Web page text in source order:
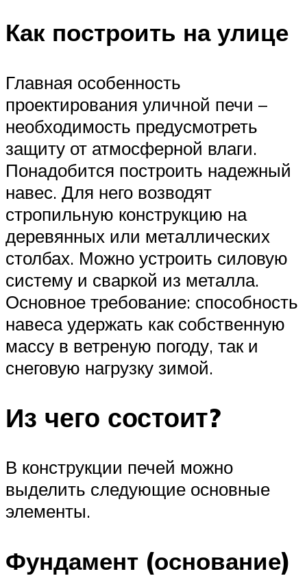
Как построить на улице
Главная особенность
проектирования уличной печи –
необходимость предусмотреть
защиту от атмосферной влаги.
Понадобится построить надежный
навес. Для него возводят
стропильную конструкцию на
деревянных или металлических
столбах. Можно устроить силовую
систему и сваркой из металла.
Основное требование: способность
навеса удержать как собственную
массу в ветреную погоду, так и
снеговую нагрузку зимой.
Из чего состоит?
В конструкции печей можно
выделить следующие основные
элементы.
Фундамент (основание)